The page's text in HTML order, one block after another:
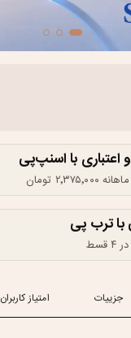
با اسنپ‌پی
ترب پی
جزییات امتیاز کاربران